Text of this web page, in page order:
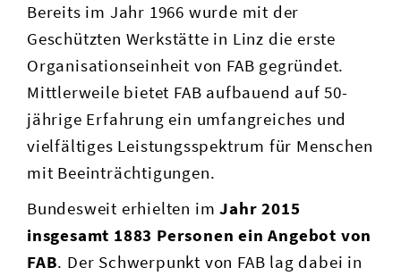
Bereits im Jahr 1966 wurde mit der
Geschützten Werkstätte in Linz die erste
Organisationseinheit von FAB gegründet.
Mittlerweile bietet FAB aufbauend auf 50-
jährige Erfahrung ein umfangreiches und
vielfältiges Leistungsspektrum für Menschen
mit Beeinträchtigungen.
Bundesweit erhielten im Jahr 2015
insgesamt 1883 Personen ein Angebot von
FAB. Der Schwerpunkt von FAB lag dabei in